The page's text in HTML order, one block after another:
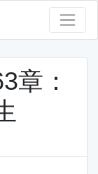
章：